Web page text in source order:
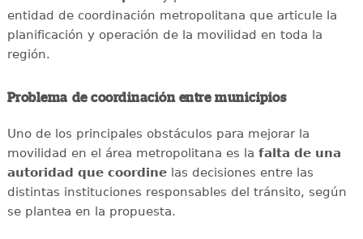
entidad de coordinación metropolitana que articule la
planificación y operación de la movilidad en toda la
región.
Problema de coordinación entre municipios
Uno de los principales obstáculos para mejorar la
movilidad en el área metropolitana es la falta de una
autoridad que coordinelas decisiones entre las
distintas instituciones responsables del tránsito, según
se plantea en la propuesta.